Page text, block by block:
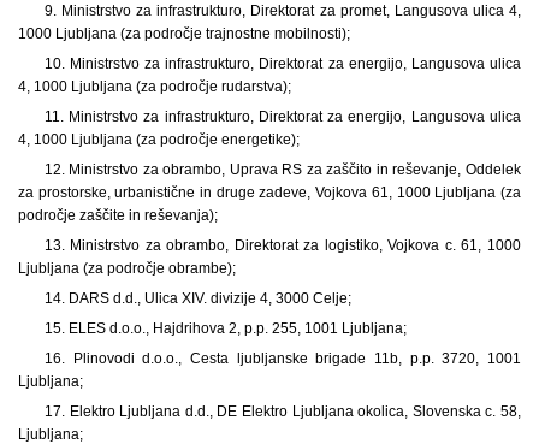
9. Ministrstvo za infrastrukturo, Direktorat za promet, Langusova ulica 4,
1000 Ljubljana (za področje trajnostne mobilnosti);
10. Ministrstvo za infrastrukturo, Direktorat za energijo, Langusova ulica
4, 1000 Ljubljana (za področje rudarstva);
11. Ministrstvo za infrastrukturo, Direktorat za energijo, Langusova ulica
4, 1000 Ljubljana (za področje energetike);
12. Ministrstvo za obrambo, Uprava RS za zaščito in reševanje, Oddelek
za prostorske, urbanistične in druge zadeve, Vojkova 61, 1000 Ljubljana (za
področje zaščite in reševanja);
13. Ministrstvo za obrambo, Direktorat za logistiko, Vojkova c. 61, 1000
Ljubljana (za področje obrambe);
14. DARS d.d., Ulica XIV. divizije 4, 3000 Celje;
15. ELES d.o.o., Hajdrihova 2, p.p. 255, 1001 Ljubljana;
16. Plinovodi d.o.o., Cesta ljubljanske brigade 11b, p.p. 3720, 1001
Ljubljana;
17. Elektro Ljubljana d.d., DE Elektro Ljubljana okolica, Slovenska c. 58,
Ljubljana;